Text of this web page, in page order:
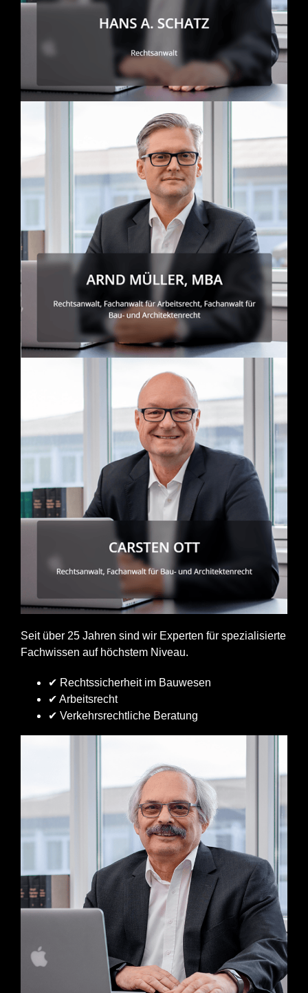
Seit über 25 Jahren sind wir Experten für spezialisierte
Fachwissen auf höchstem Niveau.
✔ Rechtssicherheit im Bauwesen
✔ Arbeitsrecht
✔ Verkehrsrechtliche Beratung